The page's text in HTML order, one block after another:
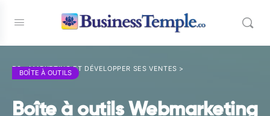
BOÎTE À OUTILS
E3 - MARKETING ET DÉVELOPPER SES VENTES >
Boîte à outils Webmarketing